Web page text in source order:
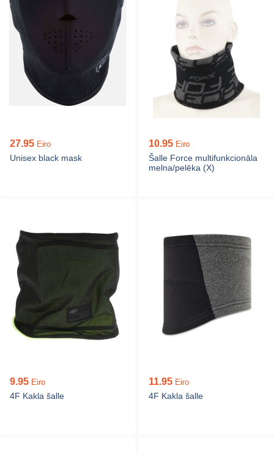
27.95 Eiro
Unisex black mask
10.95 Eiro
Šalle Force multifunkcionāla
melna/pelēka (X)
9.95 Eiro
4F Kakla šalle
11.95 Eiro
4F Kakla šalle